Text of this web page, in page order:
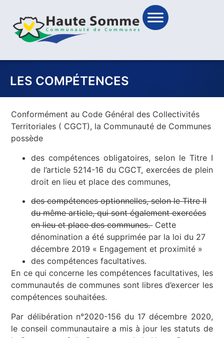
LES COMPÉTENCES
Conformément au Code Général des Collectivités
Territoriales ( CGCT), la Communauté de Communes
possède
des compétences obligatoires, selon le Titre I
de l’article 5214-16 du CGCT, exercées de plein
droit en lieu et place des communes,
des compétences optionnelles, selon le Titre II
du même article, qui sont également exercées
en lieu et place des communes.Cette
dénomination a été supprimée par la loi du 27
décembre 2019 « Engagement et proximité »
des compétences facultatives.
En ce qui concerne les compétences facultatives, les
communautés de communes sont libres d’exercer les
compétences souhaitées.
Par délibération n°2020-156 du 17 décembre 2020,
le conseil communautaire a mis à jour les statuts de